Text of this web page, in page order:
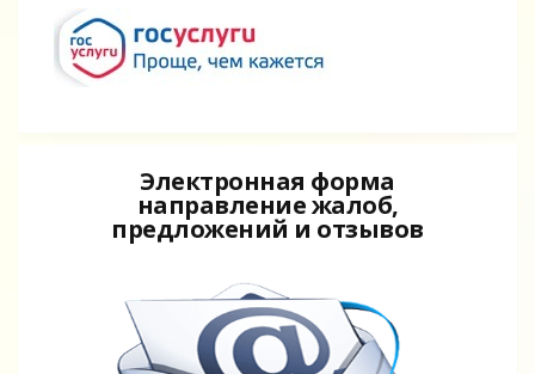
Электронная форма
направление жалоб,
предложений и отзывов